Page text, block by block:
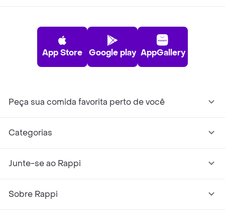
App Store Google play AppGallery
Peça sua comida favorita perto de você
Categorias
Junte-se ao Rappi
Sobre Rappi